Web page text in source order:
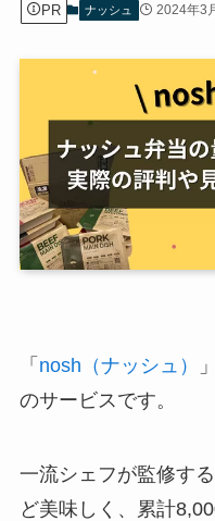
PR ナッシュ 2024年3
「 nosh（ナッシュ）
のサービスです。
一流シェフが監修す
ど美味しく、累計